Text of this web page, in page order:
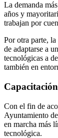
La demanda
años y
trabajan por
Por otra parte,
de adaptarse a
tecnológicas a
también en
Con el fin de
Ayuntamiento
en marcha más
tecnológica.